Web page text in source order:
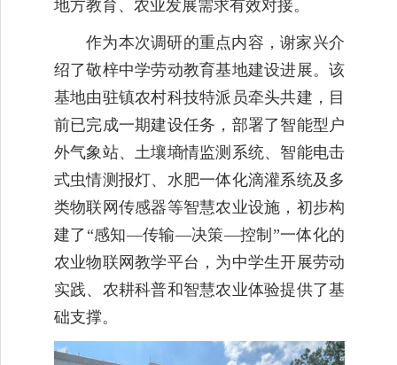
地方教育、农业发展需求有效对接。
作为本次调研的重点内容，谢家兴介
绍了敬梓中学劳动教育基地建设进展。该
基地由驻镇农村科技特派员牵头共建，目
前已完成一期建设任务，部署了智能型户
外气象站、土壤墒情监测系统、智能电击
式虫情测报灯、水肥一体化滴灌系统及多
类物联网传感器等智慧农业设施，初步构
建了“感知—传输—决策—控制”一体化的
农业物联网教学平台，为中学生开展劳动
实践、农耕科普和智慧农业体验提供了基
础支撑。